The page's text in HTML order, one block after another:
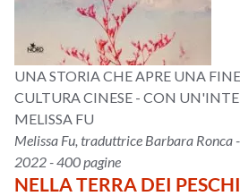
UNA STORIA CHE APRE UNA
CULTURA CINESE - CON
MELISSA FU
Melissa Fu, traduttrice Barbara Ronca
2022 - 400 pagine
NELLA TERRA DEI